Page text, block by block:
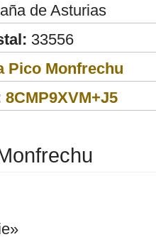
de Asturias
33556
Pico Monfrechu
8CMP9XVM+J5